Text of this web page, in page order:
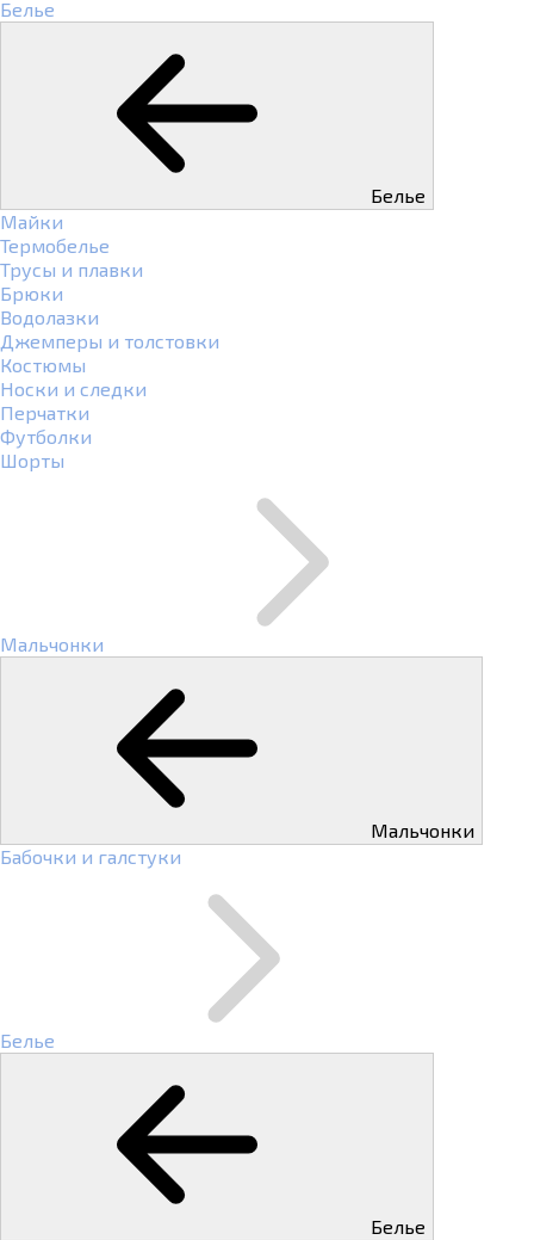
Белье
Белье
Майки
Термобелье
Трусы и плавки
Брюки
Водолазки
Джемперы и толстовки
Костюмы
Носки и следки
Перчатки
Футболки
Шорты
Мальчонки
Мальчонки
Бабочки и галстуки
Белье
Белье